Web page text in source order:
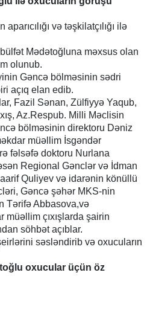
və təşkilatçılığı ilə
Mədətoğluna məxsus olan
olunub.
Gəncə bölməsinin sədri
açıq elan edib.
Fazil Sənan, Zülfiyyə Yaqub,
Az.Respub. Milli Məclisin
bölməsinin direktoru Dəniz
müəllim İsgəndər
fəlsəfə doktoru Nurlana
Regional Gənclər və İdman
Quliyev və idarənin könüllü
Gəncə şəhər MKS-nin
Tərifə Abbasova,və
müəllim çıxışlarda şairin
söhbət açıblar.
səsləndirib və oxucuların
oxucular üçün öz